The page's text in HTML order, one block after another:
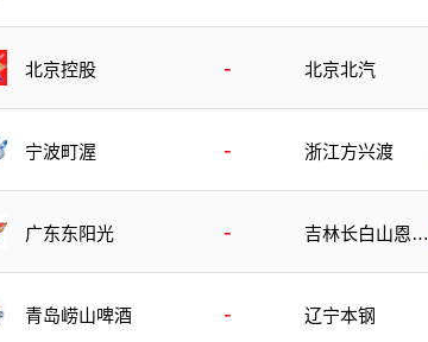
北京控股 - 北京北汽
宁波町渥 - 浙江方兴渡
广东东阳光 -
吉林长白山恩都
青岛崂山啤酒 - 辽宁本钢